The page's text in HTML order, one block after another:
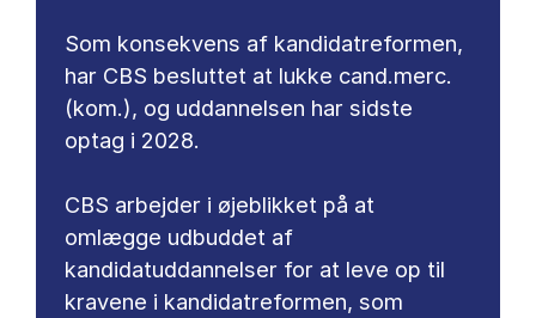
Som konsekvens af kandidatreformen,
har CBS besluttet at lukke cand.merc.
(kom.), og uddannelsen har sidste
optag i 2028.
CBS arbejder i øjeblikket på at
omlægge udbuddet af
kandidatuddannelser for at leve op til
kravene i kandidatreformen, som